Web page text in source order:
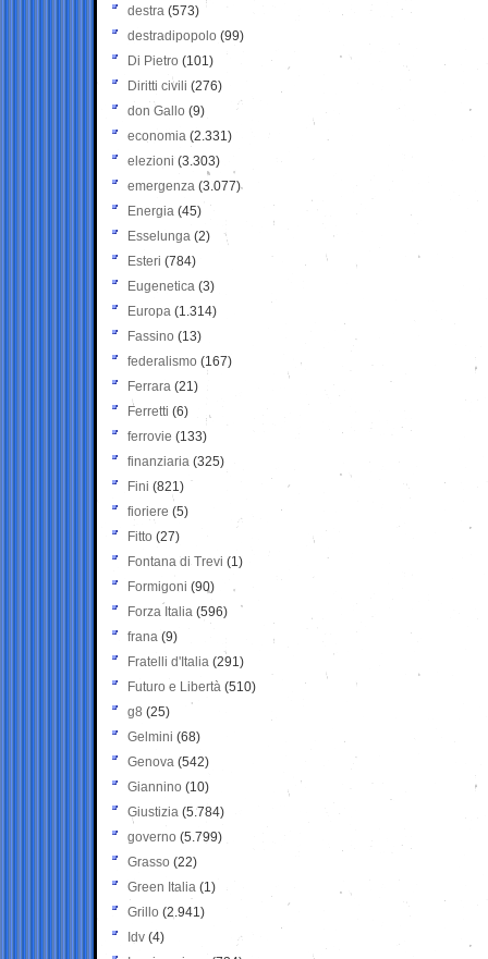
destra (573)
destradipopolo (99)
Di Pietro (101)
Diritti civili (276)
don Gallo (9)
economia (2.331)
elezioni (3.303)
emergenza (3.077)
Energia (45)
Esselunga (2)
Esteri (784)
Eugenetica (3)
Europa (1.314)
Fassino (13)
federalismo (167)
Ferrara (21)
Ferretti (6)
ferrovie (133)
finanziaria (325)
Fini (821)
fioriere (5)
Fitto (27)
Fontana di Trevi (1)
Formigoni (90)
Forza Italia (596)
frana (9)
Fratelli d'Italia (291)
Futuro e Libertà (510)
g8 (25)
Gelmini (68)
Genova (542)
Giannino (10)
Giustizia (5.784)
governo (5.799)
Grasso (22)
Green Italia (1)
Grillo (2.941)
Idv (4)